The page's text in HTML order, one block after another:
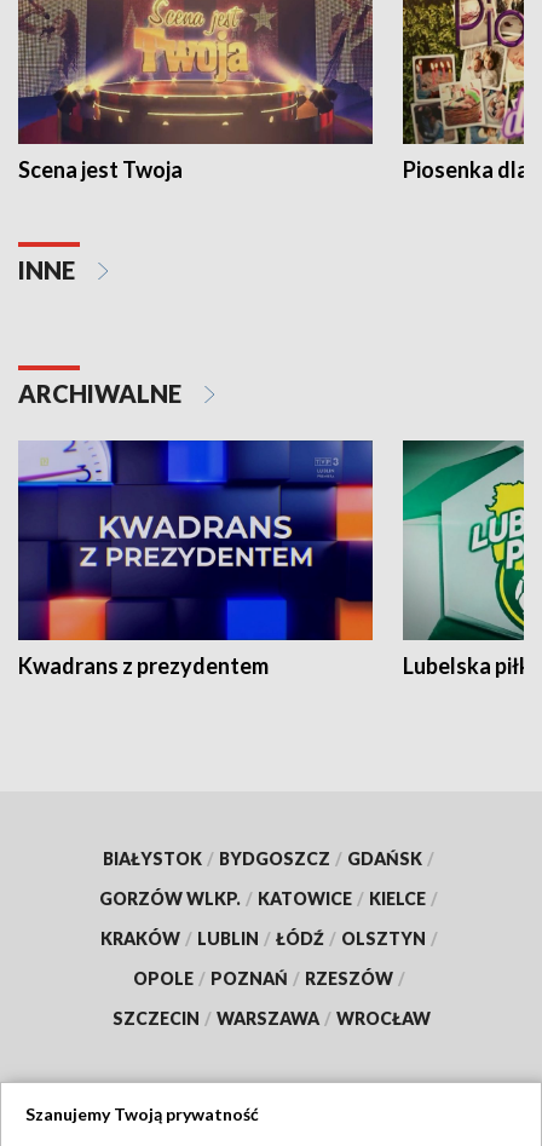
Scena jest Twoja Piosenka dla
INNE
ARCHIWALNE
Kwadrans z prezydentem Lubelska piłka
BIAŁYSTOK / BYDGOSZCZ / GDAŃSK /
GORZÓW WLKP. / KATOWICE / KIELCE /
KRAKÓW / LUBLIN / ŁÓDŹ / OLSZTYN /
OPOLE / POZNAŃ / RZESZÓW /
SZCZECIN / WARSZAWA / WROCŁAW
Szanujemy Twoją prywatność